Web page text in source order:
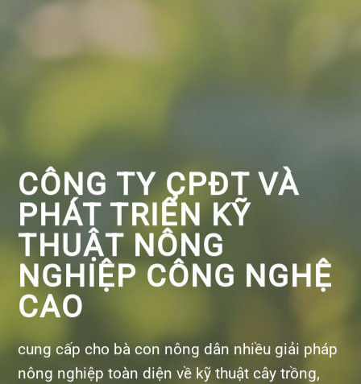
CÔNG TY CPĐT VÀ
PHÁT TRIỂN KỸ
THUẬT NÔNG
NGHIỆP CÔNG NGHỆ
CAO
cung cấp cho bà con nông dân nhiều giải pháp
nông nghiệp toàn diện về kỹ thuật cây trồng,